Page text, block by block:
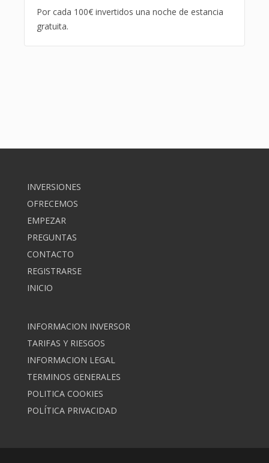
Por cada 100€ invertidos una noche de estancia
gratuita.
Campaign Over
INVERSIONES
OFRECEMOS
EMPEZAR
PREGUNTAS
CONTACTO
REGISTRARSE
INICIO
INFORMACION INVERSOR
TARIFAS Y RIESGOS
INFORMACION LEGAL
TERMINOS GENERALES
POLITICA COOKIES
POLÍTICA PRIVACIDAD